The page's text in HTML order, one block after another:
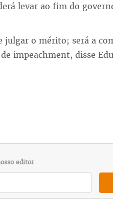
levar ao fim do
o mérito; será a
impeachment, disse
editor